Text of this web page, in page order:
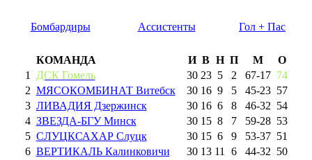
Бомбардиры Ассистенты Гол + Пас
КОМАНДА И В Н П М
О
1
ДСК Гомель 30 23 5 2 67-17 74
2 МЯСОКОМБИНАТ Витебск 30 16 9 5 45-23 57
3 ЛИВАДИЯ Дзержинск 30 16 6 8 46-32 54
4 ЗВЕЗДА-БГУ Минск 30 15 8 7 59-28 53
5 СЛУЦКСАХАР Слуцк 30 15 6 9 53-37 51
6 ВЕРТИКАЛЬ Калинковичи 30 13 11 6 44-32 50